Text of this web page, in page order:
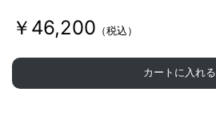
￥46,200 （税込）
カートに入れる